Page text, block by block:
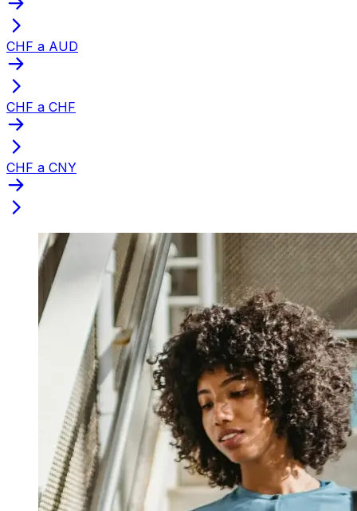
CHF a AUD
CHF a CHF
CHF a CNY